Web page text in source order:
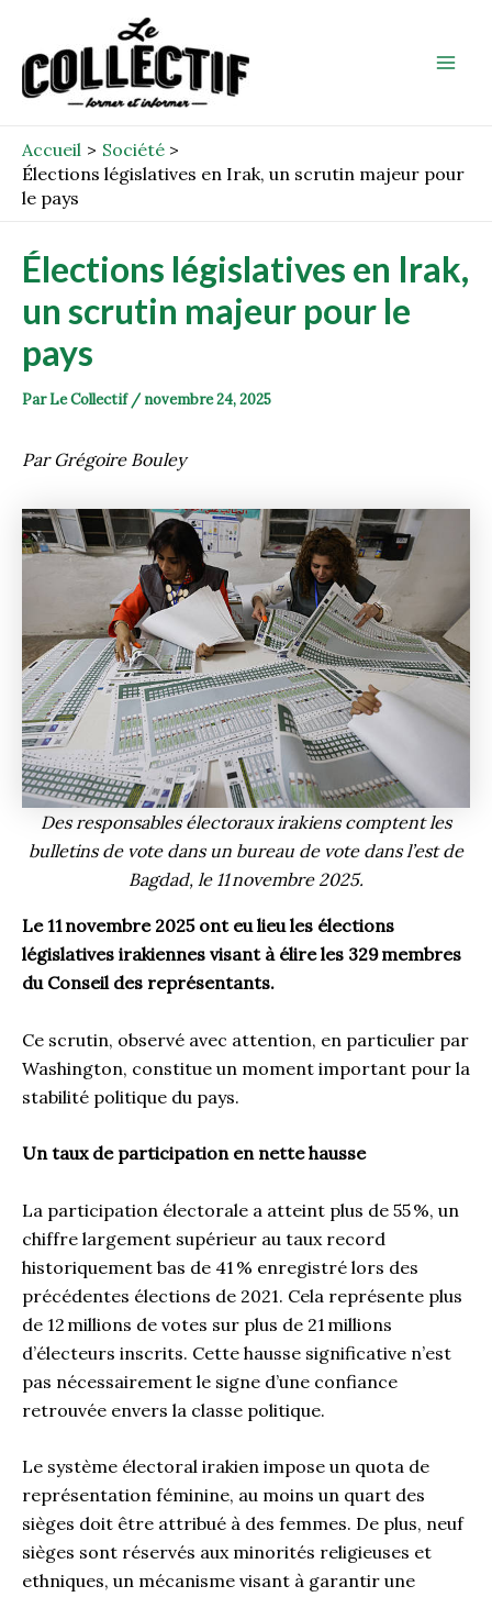
contenu
Accueil
Société
Élections législatives en Irak, un scrutin majeur pour
le pays
Élections législatives en Irak,
un scrutin majeur pour le
pays
ParLe Collectif / novembre 24, 2025
Par Grégoire Bouley
Des responsables électoraux irakiens comptent les
bulletins de vote dans un bureau de vote dans l’est de
Bagdad, le 11 novembre 2025.
Le 11 novembre 2025 ont eu lieu les élections
législatives irakiennes visant à élire les 329 membres
du Conseil des représentants.
Ce scrutin, observé avec attention, en particulier par
Washington, constitue un moment important pour la
stabilité politique du pays.
Un taux de participation en nette hausse
La participation électorale a atteint plus de 55 %, un
chiffre largement supérieur au taux record
historiquement bas de 41 % enregistré lors des
précédentes élections de 2021. Cela représente plus
de 12 millions de votes sur plus de 21 millions
d’électeurs inscrits. Cette hausse significative n’est
pas nécessairement le signe d’une confiance
retrouvée envers la classe politique.
Le système électoral irakien impose un quota de
représentation féminine, au moins un quart des
sièges doit être attribué à des femmes. De plus, neuf
sièges sont réservés aux minorités religieuses et
ethniques, un mécanisme visant à garantir une
navigation